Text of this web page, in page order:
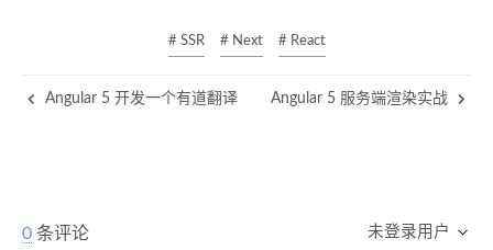
# SSR # Next # React
Angular 5 开发一个有道翻译 Angular 5 服务端渲染实战
0 条评论 未登录用户